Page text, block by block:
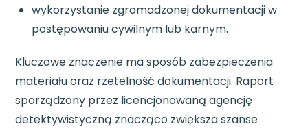
wykorzystanie zgromadzonej dokumentacji w
postępowaniu cywilnym lub karnym.
Kluczowe znaczenie ma sposób zabezpieczenia
materiału oraz rzetelność dokumentacji. Raport
sporządzony przez licencjonowaną agencję
detektywistyczną znacząco zwiększa szanse